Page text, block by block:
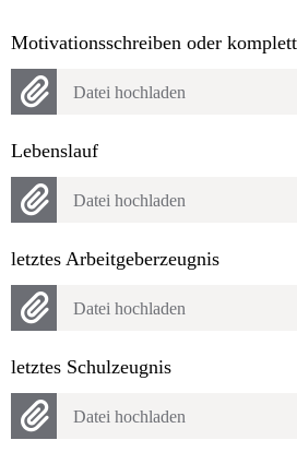
Motivationsschreiben oder
Datei hochladen
Lebenslauf
Datei hochladen
letztes Arbeitgeberzeugnis
Datei hochladen
letztes Schulzeugnis
Datei hochladen